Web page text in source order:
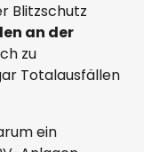
Blitzschutz
an der
zu
Totalausfällen
ein